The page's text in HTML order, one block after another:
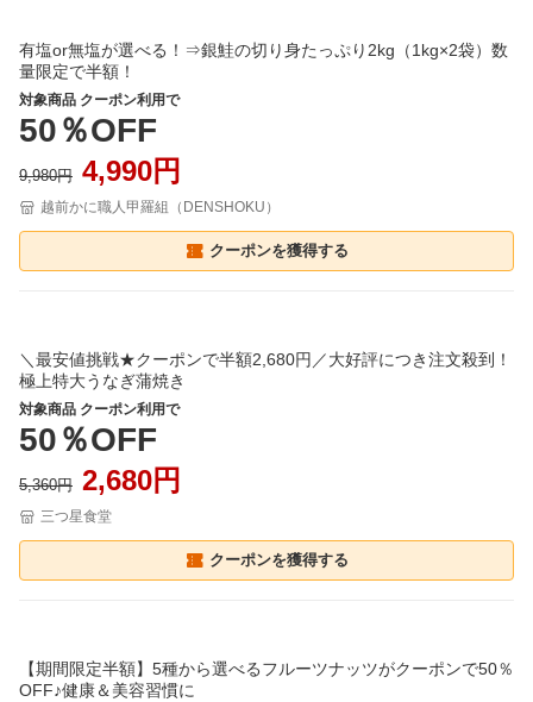
有塩or無塩が選べる！⇒銀鮭の切り身たっぷり2kg（1kg×2袋）数
量限定で半額！
対象商品 クーポン利用で
50％OFF
9,980円 4,990円
越前かに職人甲羅組（DENSHOKU）
クーポンを獲得する
＼最安値挑戦★クーポンで半額2,680円／大好評につき注文殺到！
極上特大うなぎ蒲焼き
対象商品 クーポン利用で
50％OFF
5,360円 2,680円
三つ星食堂
クーポンを獲得する
【期間限定半額】5種から選べるフルーツナッツがクーポンで50％
OFF♪健康＆美容習慣に